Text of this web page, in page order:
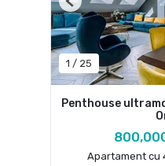
1 / 25
Previous
Penthouse
Apartament cu